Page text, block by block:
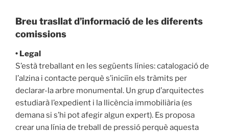
Breu trasllat d’informació de les diferents
comissions
• Legal
S’està treballant en les següents línies: catalogació de
l’alzina i contacte perquè s’iniciïn els tràmits per
declarar-la arbre monumental. Un grup d’arquitectes
estudiarà l’expedient i la llicència immobiliària (es
demana si s’hi pot afegir algun expert). Es proposa
crear una línia de treball de pressió perquè aquesta